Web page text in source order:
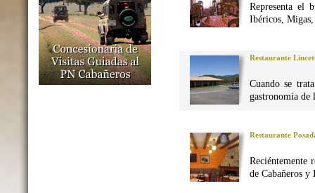
Representa el
Ibéricos, Migas,
Restaurante
Cuando se
gastronomía de
Restaurante
Reciéntemente
de Cabañeros y